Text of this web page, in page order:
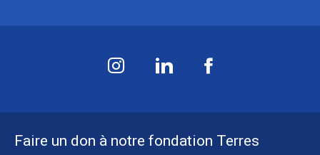
Faire un don à notre fondation Terres